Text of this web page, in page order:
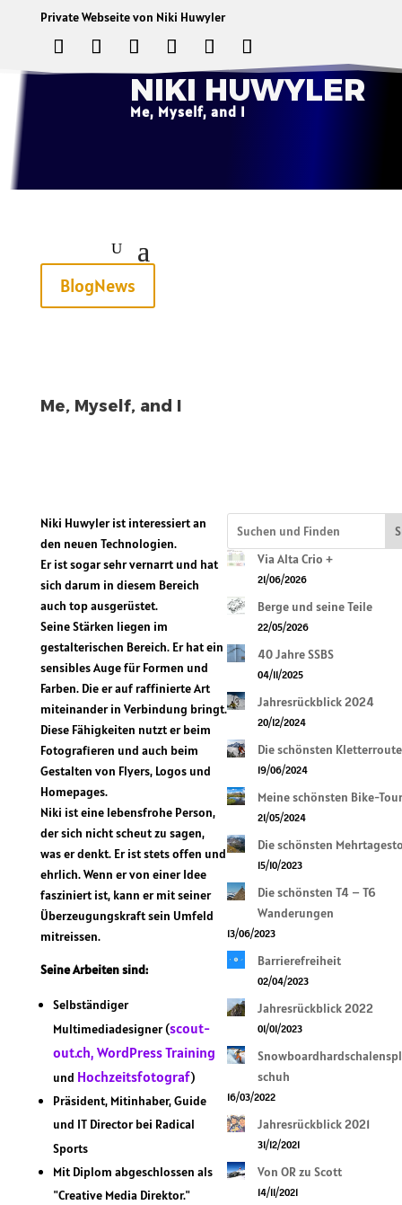
Private Webseite von Niki Huwyler
NIKI HUWYLER
Me, Myself, and I
BlogNews
Me, Myself, and I
Niki Huwyler ist interessiert an
den neuen Technologien.
Er ist sogar sehr vernarrt und hat
sich darum in diesem Bereich
auch top ausgerüstet.
Seine Stärken liegen im
gestalterischen Bereich. Er hat ein
sensibles Auge für Formen und
Farben. Die er auf raffinierte Art
miteinander in Verbindung bringt.
Diese Fähigkeiten nutzt er beim
Fotografieren und auch beim
Gestalten von Flyers, Logos und
Homepages.
Niki ist eine lebensfrohe Person,
der sich nicht scheut zu sagen,
was er denkt. Er ist stets offen und
ehrlich. Wenn er von einer Idee
fasziniert ist, kann er mit seiner
Überzeugungskraft sein Umfeld
mitreissen.
Seine Arbeiten sind:
Selbständiger
Multimediadesigner (scout-
out.ch, WordPress Training
und Hochzeitsfotograf)
Präsident, Mitinhaber, Guide
und IT Director bei Radical
Sports
Mit Diplom abgeschlossen als
"Creative Media Direktor."
Via Alta Crio +
21/06/2026
Berge und seine Teile
22/05/2026
40 Jahre SSBS
04/11/2025
Jahresrückblick 2024
20/12/2024
Die schönsten
19/06/2024
Meine schönsten Bike-
21/05/2024
Die schönsten
15/10/2023
Die schönsten T4 – T6
Wanderungen
13/06/2023
Barrierefreiheit
02/04/2023
Jahresrückblick 2022
01/01/2023
schuh
16/03/2022
Jahresrückblick 2021
31/12/2021
Von OR zu Scott
14/11/2021